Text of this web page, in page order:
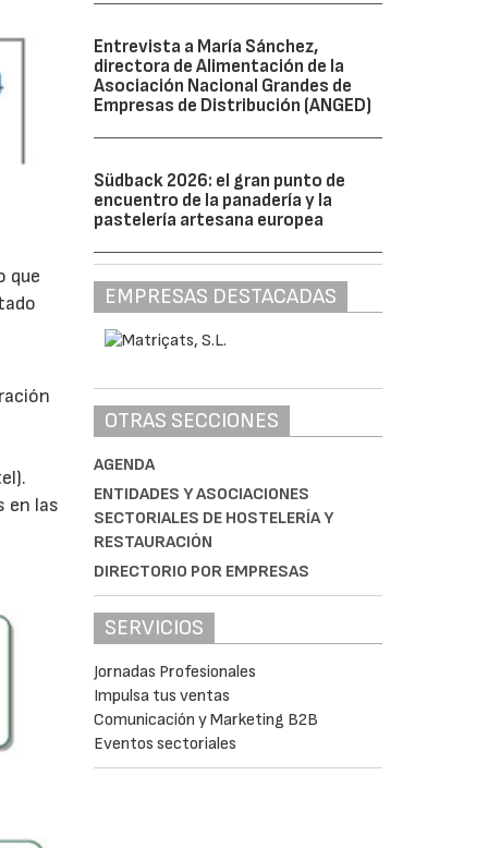
que
en las
Entrevista a María Sánchez,
directora de Alimentación de la
Asociación Nacional Grandes de
Empresas de Distribución (ANGED)
Südback 2026: el gran punto de
encuentro de la panadería y la
pastelería artesana europea
EMPRESAS DESTACADAS
OTRAS SECCIONES
AGENDA
ENTIDADES Y ASOCIACIONES
SECTORIALES DE HOSTELERÍA Y
RESTAURACIÓN
DIRECTORIO POR EMPRESAS
SERVICIOS
Jornadas Profesionales
Impulsa tus ventas
Comunicación y Marketing B2B
Eventos sectoriales